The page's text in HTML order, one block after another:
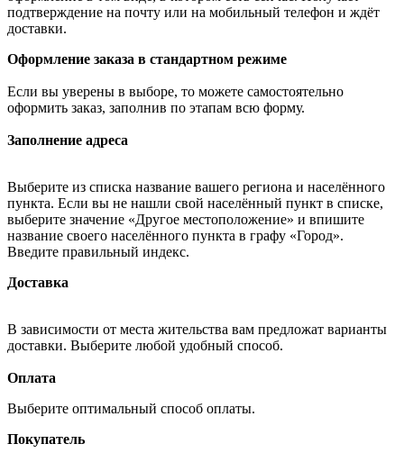
подтверждение на почту или на мобильный телефон и ждёт
доставки.
Оформление заказа в стандартном режиме
Если вы уверены в выборе, то можете самостоятельно
оформить заказ, заполнив по этапам всю форму.
Заполнение адреса
Выберите из списка название вашего региона и населённого
пункта. Если вы не нашли свой населённый пункт в списке,
выберите значение «Другое местоположение» и впишите
название своего населённого пункта в графу «Город».
Введите правильный индекс.
Доставка
В зависимости от места жительства вам предложат варианты
доставки. Выберите любой удобный способ.
Оплата
Выберите оптимальный способ оплаты.
Покупатель